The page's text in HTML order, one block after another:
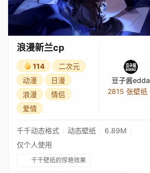
浪漫新兰cp
114
二次元
动漫
日漫
浪漫
情侣
爱情
豆子酱edda
2815 张壁纸
千千动态格式 动态壁纸
6.89M
仅个人使用
千千壁纸的惊艳效果